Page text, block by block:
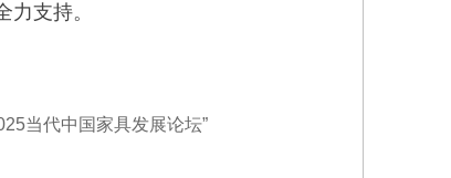
支持。
当代中国家具发展论坛”